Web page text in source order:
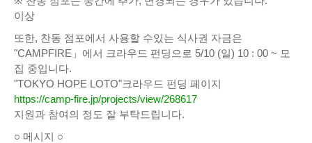
이상
또한, 찬동 점포에서 사용할 수있는 식사권 자금은
"CAMPFIRE」에서 크라우드 펀딩으로 5/10 (일) 10 : 00 ~ 모
집 중입니다.
"TOKYO HOPE LOTO"크라우드 펀딩 페이지
https://camp-fire.jp/projects/view/268617
지원과 참여의 정도 잘 부탁드립니다.
○ 메시지 ○